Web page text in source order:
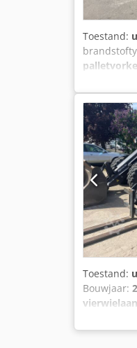
Toestand:
Roterend
Toestand:
Bouwjaar:
69 pk/50
2,47m